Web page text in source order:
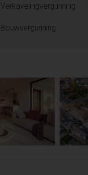
Verkavelingvergunning
Bouwvergunning